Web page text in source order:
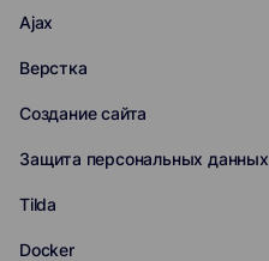
Ajax
Верстка
Создание сайта
Защита персональных данных
Tilda
Docker